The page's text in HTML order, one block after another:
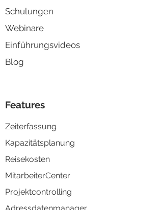
Schulungen
Webinare
Einführungsvideos
Blog
Features
Zeiterfassung
Kapazitätsplanung
Reisekosten
MitarbeiterCenter
Projektcontrolling